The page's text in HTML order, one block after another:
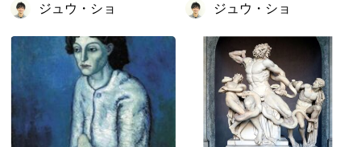
ジュウ・ショ ジュウ・ショ